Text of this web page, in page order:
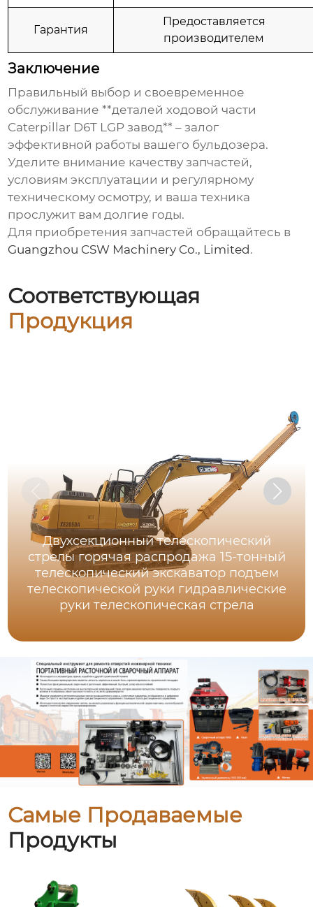
Гарантия
Предоставляется
производителем
Заключение
Правильный выбор и своевременное
обслуживание **деталей ходовой части
Caterpillar D6T LGP завод** – залог
эффективной работы вашего бульдозера.
Уделите внимание качеству запчастей,
условиям эксплуатации и регулярному
техническому осмотру, и ваша техника
прослужит вам долгие годы.
Для приобретения запчастей обращайтесь в
Guangzhou CSW Machinery Co., Limited .
Соответствующая
Продукция
Двухсекционный телескопический
стрелы горячая распродажа 15-тонный
телескопический экскаватор подъем
телескопической руки гидравлические
руки телескопическая стрела
Самые Продаваемые
Продукты